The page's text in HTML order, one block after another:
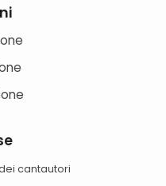
cantautori